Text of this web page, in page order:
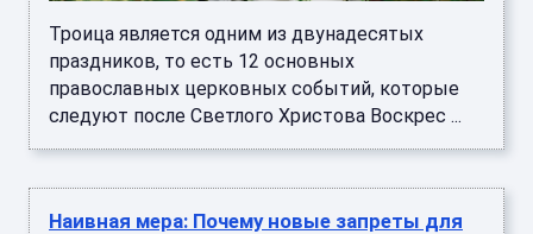
Троица является одним из двунадесятых
праздников, то есть 12 основных
православных церковных событий, которые
следуют после Светлого Христова Воскрес ...
Наивная мера: Почему новые запреты для